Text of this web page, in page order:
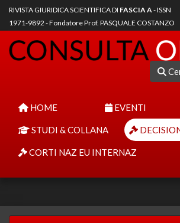
RIVISTA GIURIDICA SCIENTIFICA DI FASCIA A- ISSN
1971-9892 - Fondatore Prof. PASQUALE COSTANZO
HOME EVENTI
STUDI & COLLANA
CORTI NAZ EU INTERNAZ